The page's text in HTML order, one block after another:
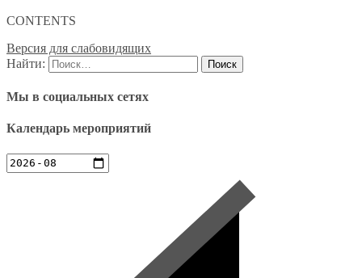
CONTENTS
Версия для слабовидящих
Найти:
Мы в социальных сетях
Календарь мероприятий